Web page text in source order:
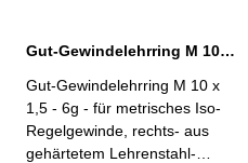
Gut-Gewindelehrring M 10 x 1,5 - 6g DIN 13
Gut-Gewindelehrring M 10 x
1,5 - 6g - für metrisches Iso-
Regelgewinde, rechts- aus
gehärtetem Lehrenstahl-